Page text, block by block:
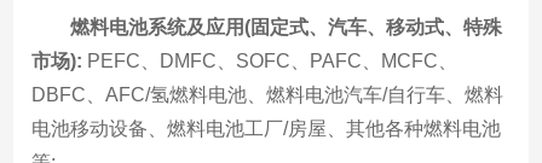
燃料电池系统及应用(固定式、汽车、移动式、特殊
市场): PEFC、DMFC、SOFC、PAFC、MCFC、
DBFC、AFC/氢燃料电池、燃料电池汽车/自行车、燃料
电池移动设备、燃料电池工厂/房屋、其他各种燃料电池